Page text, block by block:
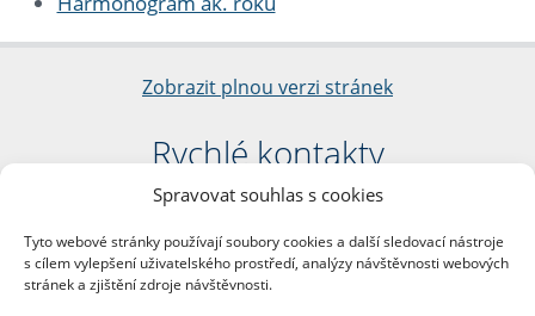
Spravovat souhlas s cookies
Tyto webové stránky používají soubory cookies a další sledovací nástroje
s cílem vylepšení uživatelského prostředí, analýzy návštěvnosti webových
stránek a zjištění zdroje návštěvnosti.
Zobrazit plnou verzi stránek
Rychlé kontakty
Filozofická fakulta
nám. Jana Palacha 1/2
116 38 Praha 1